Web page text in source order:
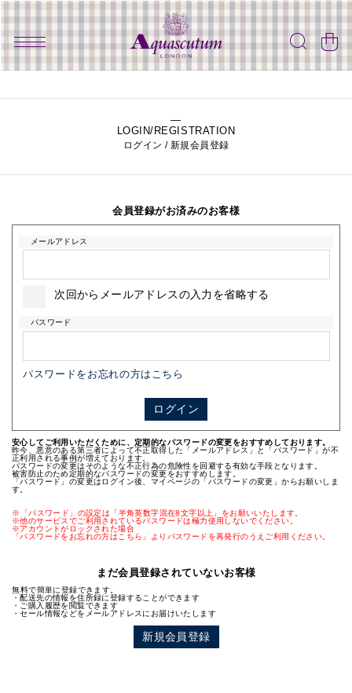
LOGIN/REGISTRATION
ログイン / 新規会員登録
会員登録がお済みのお客様
メールアドレス
次回からメールアドレスの入力を省略する
パスワード
パスワードをお忘れの方はこちら
ログイン
安心してご利用いただくために、定期的なパスワードの変更をおすすめしております。
昨今、悪意のある第三者によって不正取得した「メールアドレス」と「パスワード」が不
正利用される事例が増えております。
パスワードの変更はそのような不正行為の危険性を回避する有効な手段となります。
被害防止のため定期的なパスワードの変更をおすすめします。
「パスワード」の変更はログイン後、マイページの「パスワードの変更」からお願いしま
す。
※「パスワード」の設定は「半角英数字混在8文字以上」をお願いいたします。
※他のサービスでご利用されているパスワードは極力使用しないでください。
※アカウントがロックされた場合
「パスワードをお忘れの方はこちら」よりパスワードを再発行のうえご利用ください。
まだ会員登録されていないお客様
無料で簡単に登録できます。
・配送先の情報を住所録に登録することができます
・ご購入履歴を閲覧できます
・セール情報などをメールアドレスにお届けいたします
新規会員登録